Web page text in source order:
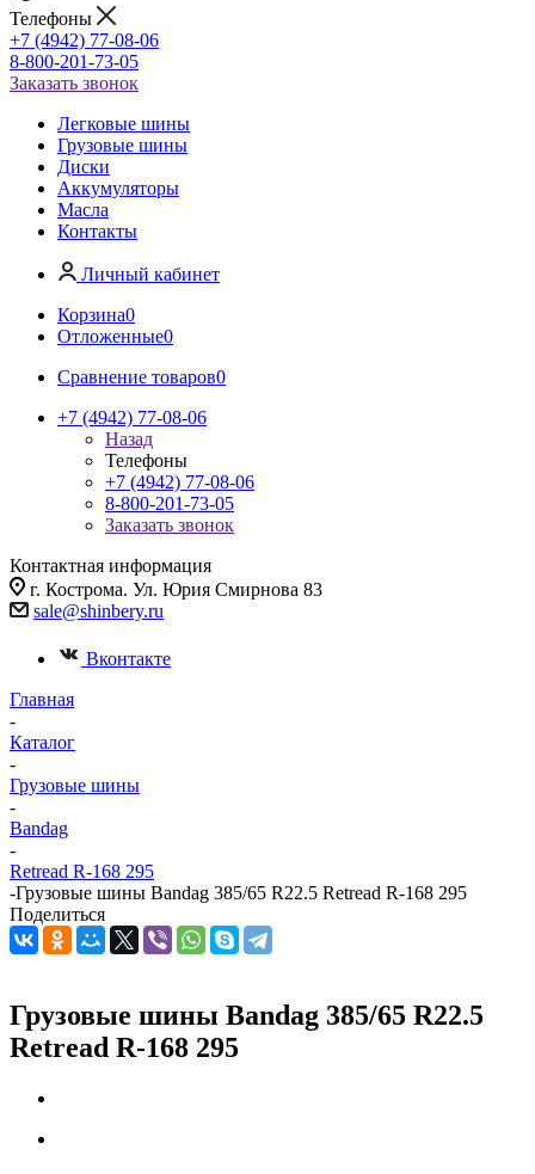
Телефоны
+7 (4942) 77-08-06
8-800-201-73-05
Заказать звонок
Легковые шины
Грузовые шины
Диски
Аккумуляторы
Масла
Контакты
Личный кабинет
Корзина0
Отложенные0
Сравнение товаров0
+7 (4942) 77-08-06
Назад
Телефоны
+7 (4942) 77-08-06
8-800-201-73-05
Заказать звонок
Контактная информация
г. Кострома. Ул. Юрия Смирнова 83
sale@shinbery.ru
Вконтакте
Главная
-
Каталог
-
Грузовые шины
-
Bandag
-
Retread R-168 295
-Грузовые шины Bandag 385/65 R22.5 Retread R-168 295
Поделиться
Грузовые шины Bandag 385/65 R22.5
Retread R-168 295